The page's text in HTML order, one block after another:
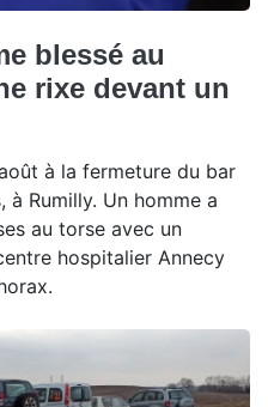
blessé au
rixe devant un
à la fermeture du bar
à Rumilly. Un homme a
au torse avec un
hospitalier Annecy